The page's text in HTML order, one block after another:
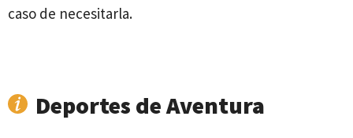
caso de necesitarla.
Deportes de Aventura